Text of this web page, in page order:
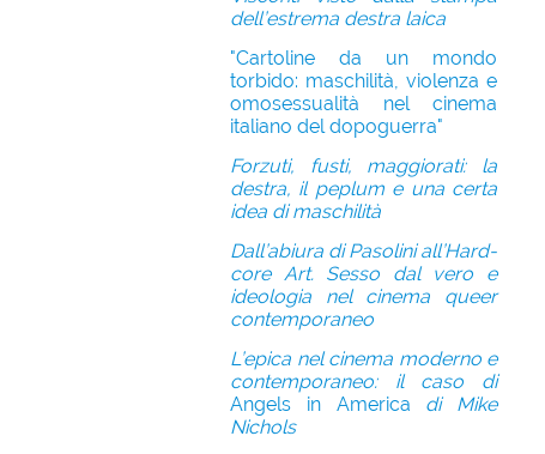
dell’estrema destra laica
"Cartoline da un mondo
torbido: maschilità, violenza e
omosessualità nel cinema
italiano del dopoguerra"
Forzuti, fusti, maggiorati: la
destra, il peplum e una certa
idea di maschilità
Dall’abiura di Pasolini all’Hard-
core Art. Sesso dal vero e
ideologia nel cinema queer
contemporaneo
L’epica nel cinema moderno e
contemporaneo: il caso di
Angels in America di Mike
Nichols